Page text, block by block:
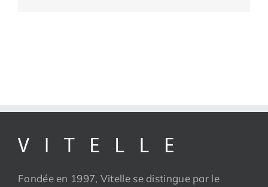
Fondée en 1997, Vitelle se distingue par le